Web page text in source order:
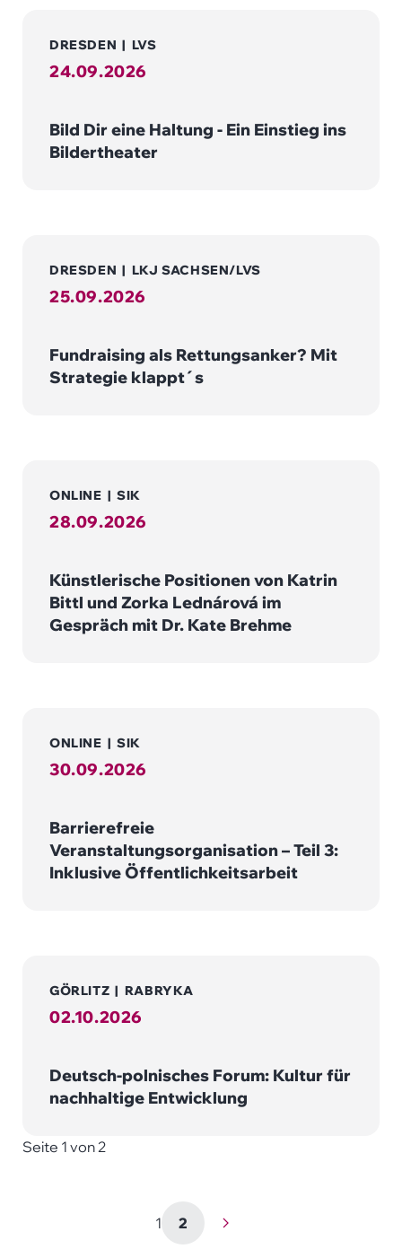
DRESDEN | LVS
24.09.2026
Bild Dir eine Haltung - Ein Einstieg ins
Bildertheater
DRESDEN | LKJ SACHSEN/LVS
25.09.2026
Fundraising als Rettungsanker? Mit
Strategie klappt´s
ONLINE | SIK
28.09.2026
Künstlerische Positionen von Katrin
Bittl und Zorka Lednárová im
Gespräch mit Dr. Kate Brehme
ONLINE | SIK
30.09.2026
Barrierefreie
Veranstaltungsorganisation – Teil 3:
Inklusive Öffentlichkeitsarbeit
GÖRLITZ | RABRYKA
02.10.2026
Deutsch-polnisches Forum: Kultur für
nachhaltige Entwicklung
Seite 1 von 2
1
page
2
next set of pages